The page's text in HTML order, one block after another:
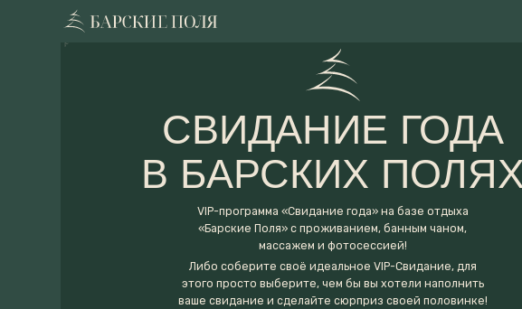
СВИДАНИЕ ГОДА
В БАРСКИХ ПОЛЯХ
VIP-программа «Свидание года» на базе отдыха
«Барские Поля» с проживанием, банным чаном,
массажем и фотосессией!
Либо соберите своё идеальное VIP-Свидание, для
этого просто выберите, чем бы вы хотели наполнить
ваше свидание и сделайте сюрприз своей половинке!
Подобрать программу с менеджером